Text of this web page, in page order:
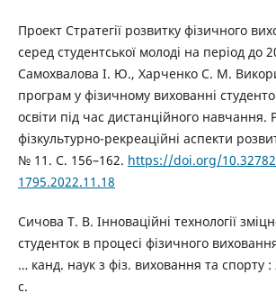
Проект Стратегії розвитку фізичного
серед студентської молоді на період до
Самохвалова І. Ю., Харченко С. М.
програм у фізичному вихованні
освіти під час дистанційного навчання.
фізкультурно-рекреаційні аспекти
№ 11. С. 156–162. https://doi.org/
1795.2022.11.18
Сичова Т. В. Інноваційні технології
студенток в процесі фізичного
… канд. наук з фіз. виховання та спорту
с.